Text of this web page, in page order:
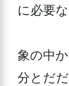
に必要
象の中
分とだ